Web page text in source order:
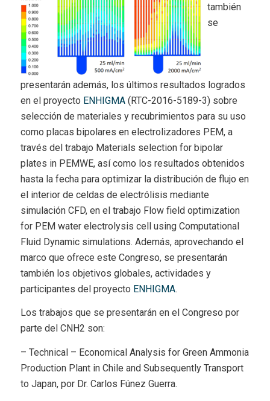
también
se
presentarán además, los últimos resultados logrados
en el proyecto ENHIGMA(RTC-2016-5189-3) sobre
selección de materiales y recubrimientos para su uso
como placas bipolares en electrolizadores PEM, a
través del trabajo Materials selection for bipolar
plates in PEMWE, así como los resultados obtenidos
hasta la fecha para optimizar la distribución de flujo en
el interior de celdas de electrólisis mediante
simulación CFD, en el trabajo Flow field optimization
for PEM water electrolysis cell using Computational
Fluid Dynamic simulations. Además, aprovechando el
marco que ofrece este Congreso, se presentarán
también los objetivos globales, actividades y
participantes del proyecto ENHIGMA.
Los trabajos que se presentarán en el Congreso por
parte del CNH2 son:
– Technical – Economical Analysis for Green Ammonia
Production Plant in Chile and Subsequently Transport
to Japan, por Dr. Carlos Fúnez Guerra.